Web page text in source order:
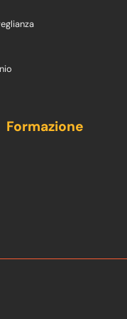
Formazione